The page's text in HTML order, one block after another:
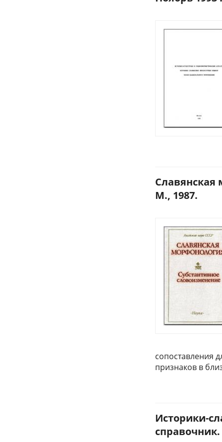
Славянская
М., 1987.
сопоставления
признаков в
Историки-